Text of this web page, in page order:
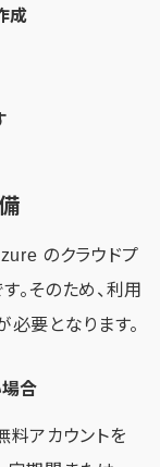
成
のクラウドプ
。そのため、利用
要となります。
場合
料アカウントを